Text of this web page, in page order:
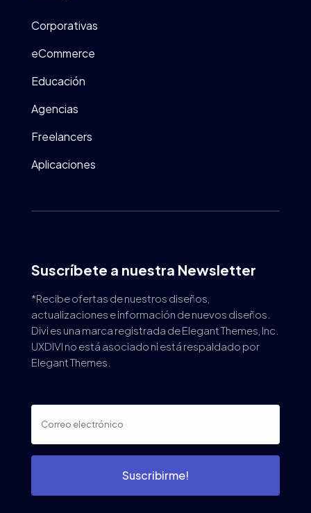
Corporativas
eCommerce
Educación
Agencias
Freelancers
Aplicaciones
Suscríbete a nuestra Newsletter
*Recibe ofertas de nuestros diseños,
actualizaciones e información de nuevos diseños.
Divi es una marca registrada de Elegant Themes, Inc.
UXDIVI no está asociado ni está respaldado por
Elegant Themes.
Suscribirme!